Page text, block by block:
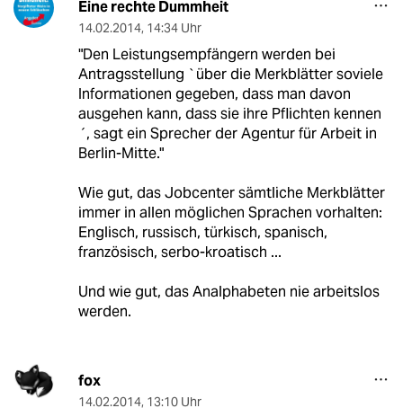
Eine rechte Dummheit
14.02.2014, 14:34 Uhr
"Den Leistungsempfängern werden bei
Antragsstellung `über die Merkblätter soviele
Informationen gegeben, dass man davon
ausgehen kann, dass sie ihre Pflichten kennen
´, sagt ein Sprecher der Agentur für Arbeit in
Berlin-Mitte."
Wie gut, das Jobcenter sämtliche Merkblätter
immer in allen möglichen Sprachen vorhalten:
Englisch, russisch, türkisch, spanisch,
französisch, serbo-kroatisch ...
Und wie gut, das Analphabeten nie arbeitslos
werden.
fox
14.02.2014, 13:10 Uhr